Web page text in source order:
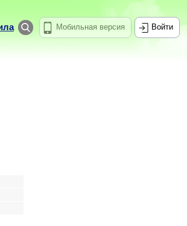
Мобильная версия Войти